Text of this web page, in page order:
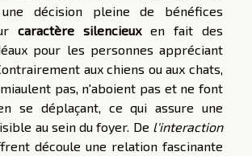
décision pleine de bénéfices
caractère silencieuxen fait des
pour les personnes appréciant
aux chiens ou aux chats,
pas, n'aboient pas et ne font
se déplaçant, ce qui assure une
au sein du foyer. De l'interaction
découle une relation fascinante